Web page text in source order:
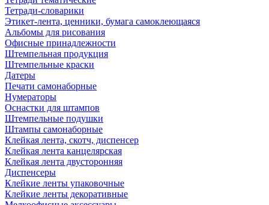
Тетради-словарики
Этикет-лента, ценники, бумага самоклеющаяся
Альбомы для рисования
Офисные принадлежности
Штемпельная продукция
Штемпельные краски
Датеры
Печати самонаборные
Нумераторы
Оснастки для штампов
Штемпельные подушки
Штампы самонаборные
Клейкая лента, скотч, диспенсер
Клейкая лента канцелярская
Клейкая лента двусторонняя
Диспенсеры
Клейкие ленты упаковочные
Клейкие ленты декоративные